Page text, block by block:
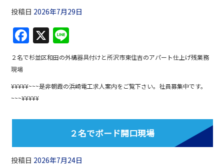
k
投稿日 2026年7月29日
F
a
c
e
b
o
k
X
n
e
２名で杉並区和田の外構器具付けと所沢市東住吉のアパート仕上げ残業務
現場
¥¥¥¥¥~~~是非朝霞の浜崎電工求人案内をご覧下さい。社員募集中です。
~~~¥¥¥¥¥
２名でボード開口現場
投稿日 2026年7月24日